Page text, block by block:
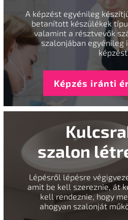
A képzést egyénileg
betanított készülékek
valamint a résztvevők
szalonjában egyénileg
Képzés iránti
szalon
Lépésről lépésre
amit be kell szereznie, át
kell rendeznie, hogy
ahogyan szalonját